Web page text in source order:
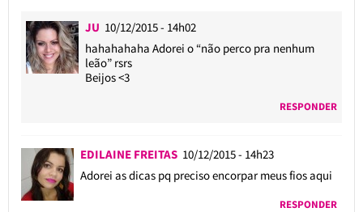
JU 10/12/2015 - 14h02
hahahahaha Adorei o “não perco pra nenhum
leão” rsrs
Beijos <3
RESPONDER
EDILAINE FREITAS 10/12/2015 - 14h23
Adorei as dicas pq preciso encorpar meus fios aqui
RESPONDER